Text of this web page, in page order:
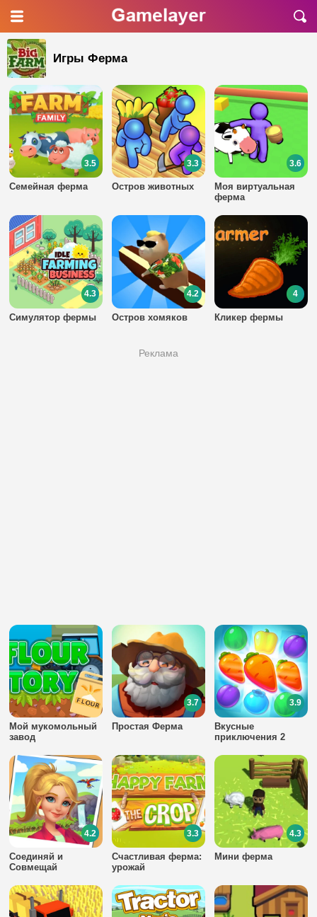
Игры Ферма
Семейная ферма
3.5
Остров животных
3.3
Моя виртуальная
ферма
3.6
Симулятор фермы
4.3
Остров хомяков
4.2
Кликер фермы
4
Реклама
Мой мукомольный
завод
Простая Ферма
3.7
Вкусные
приключения 2
3.9
Соединяй и
Совмещай
4.2
Счастливая ферма:
урожай
3.3
Мини ферма
4.3